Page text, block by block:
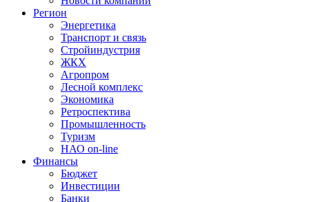
Регион
Энергетика
Транспорт и связь
Стройиндустрия
ЖКХ
Агропром
Лесной комплекс
Экономика
Ретроспектива
Промышленность
Туризм
НАО on-line
Финансы
Бюджет
Инвестиции
Банки